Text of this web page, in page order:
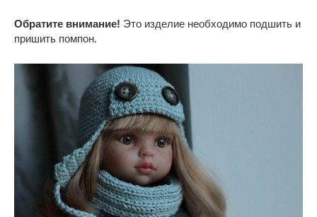
Обратите внимание! Это изделие необходимо подшить и
пришить помпон.